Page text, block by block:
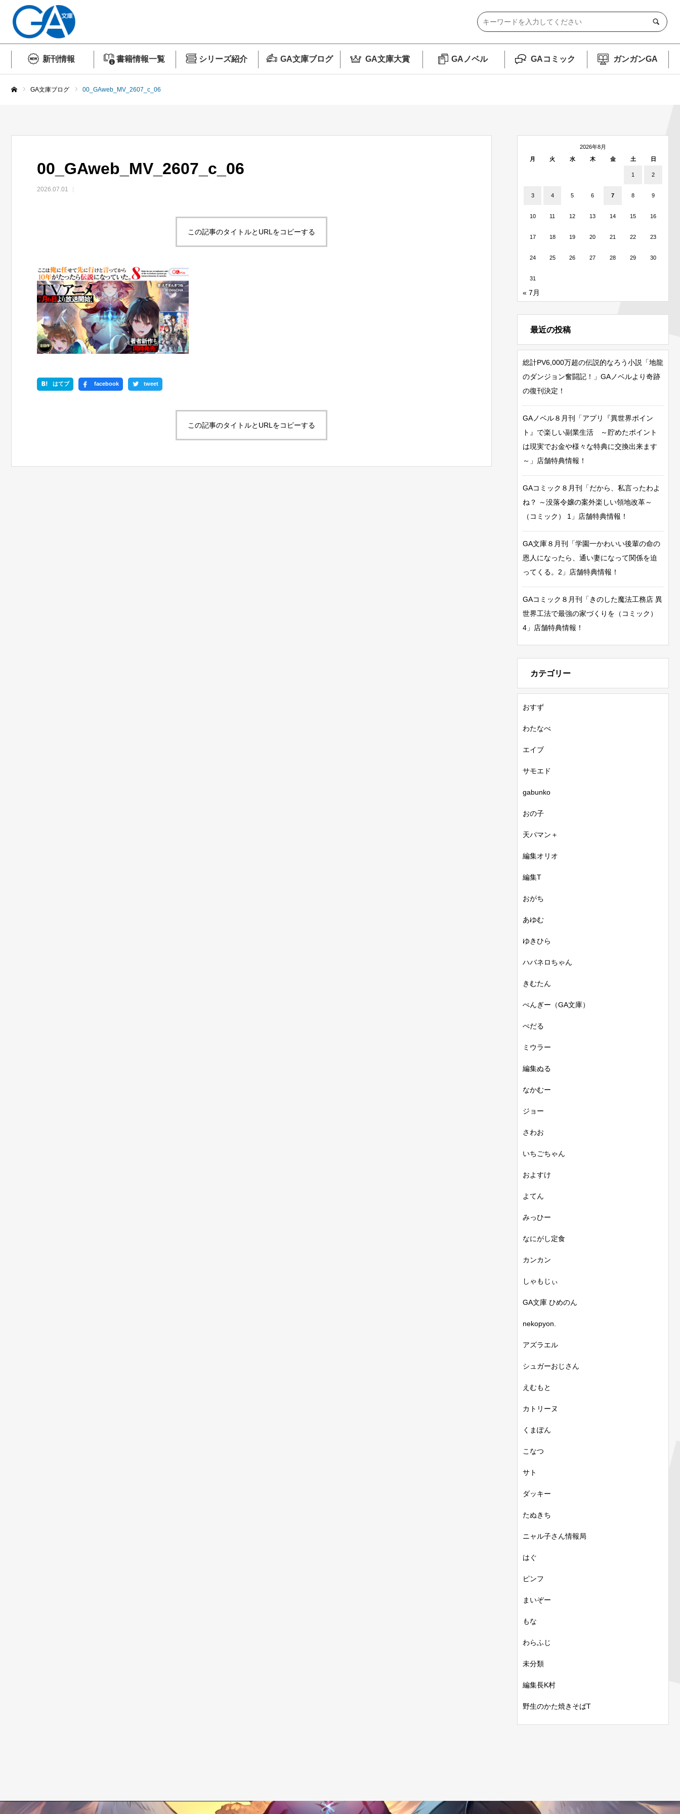
新刊情報 書籍情報一覧 シリーズ紹介 GA文庫ブログ GA文庫大賞 GAノベル GAコミック ガンガンGA
GA文庫ブログ 00_GAweb_MV_2607_c_06
00_GAweb_MV_2607_c_06
2026.07.01
この記事のタイトルとURLをコピーする
はてブ facebook tweet
この記事のタイトルとURLをコピーする
2026年8月
月
火 水 木 金 土 日
1 2
3 4 5 6 7 8 9
10 11 12 13 14 15 16
17 18 19 20 21 22 23
24 25 26 27 28 29 30
31
« 7月
最近の投稿
総計PV6,000万超の伝説的なろう小説「地龍
のダンジョン奮闘記！」GAノベルより奇跡
の復刊決定！
GAノベル８月刊「アプリ『異世界ポイン
ト』で楽しい副業生活 ～貯めたポイント
は現実でお金や様々な特典に交換出来ます
～」店舗特典情報！
GAコミック８月刊「だから、私言ったわよ
ね？ ～没落令嬢の案外楽しい領地改革～
（コミック） 1」店舗特典情報！
GA文庫８月刊「学園一かわいい後輩の命の
恩人になったら、通い妻になって関係を迫
ってくる。2」店舗特典情報！
GAコミック８月刊「きのした魔法工務店 異
世界工法で最強の家づくりを（コミック）
4」店舗特典情報！
カテゴリー
おすず
わたなべ
エイブ
サモエド
gabunko
おの子
天パマン＋
編集オリオ
編集T
おがち
あゆむ
ゆきひら
ハバネロちゃん
きむたん
ぺんぎー（GA文庫）
ぺだる
ミウラー
編集ぬる
なかむー
ジョー
さわお
いちごちゃん
およすけ
よてん
みっひー
なにがし定食
カンカン
しゃもじぃ
GA文庫 ひめのん
nekopyon.
アズラエル
シュガーおじさん
えむもと
カトリーヌ
くまぽん
こなつ
サト
ダッキー
たぬきち
ニャル子さん情報局
はぐ
ピンフ
まいぞー
もな
わらふじ
未分類
編集長K村
野生のかた焼きそばT